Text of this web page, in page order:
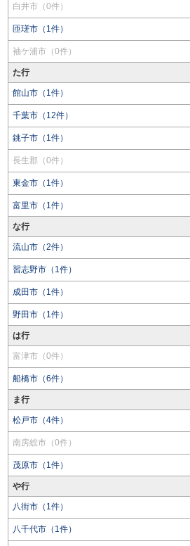
白井市（0件）
匝瑳市（1件）
袖ケ浦市（0件）
た行
館山市（1件）
千葉市（12件）
銚子市（1件）
長生郡（0件）
東金市（1件）
富里市（1件）
な行
流山市（2件）
習志野市（1件）
成田市（1件）
野田市（1件）
は行
富津市（0件）
船橋市（6件）
ま行
松戸市（4件）
南房総市（0件）
茂原市（1件）
や行
八街市（1件）
八千代市（1件）